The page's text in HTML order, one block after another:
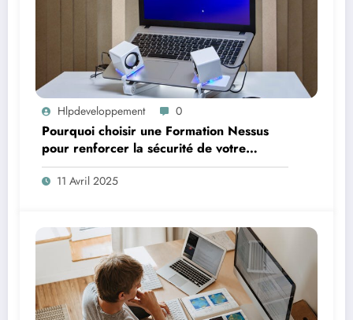
Hlpdeveloppement 0
Pourquoi choisir une Formation Nessus
pour renforcer la sécurité de votre
système
11 Avril 2025